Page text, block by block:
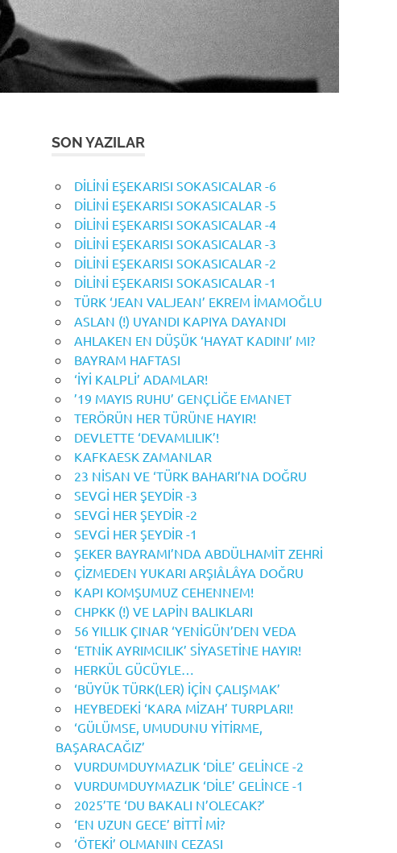
SON YAZILAR
DİLİNİ EŞEKARISI SOKASICALAR -6
DİLİNİ EŞEKARISI SOKASICALAR -5
DİLİNİ EŞEKARISI SOKASICALAR -4
DİLİNİ EŞEKARISI SOKASICALAR -3
DİLİNİ EŞEKARISI SOKASICALAR -2
DİLİNİ EŞEKARISI SOKASICALAR -1
TÜRK ‘JEAN VALJEAN’ EKREM İMAMOĞLU
ASLAN (!) UYANDI KAPIYA DAYANDI
AHLAKEN EN DÜŞÜK ‘HAYAT KADINI’ MI?
BAYRAM HAFTASI
‘İYİ KALPLİ’ ADAMLAR!
’19 MAYIS RUHU’ GENÇLİĞE EMANET
TERÖRÜN HER TÜRÜNE HAYIR!
DEVLETTE ‘DEVAMLILIK’!
KAFKAESK ZAMANLAR
23 NİSAN VE ‘TÜRK BAHARI’NA DOĞRU
SEVGİ HER ŞEYDİR -3
SEVGİ HER ŞEYDİR -2
SEVGİ HER ŞEYDİR -1
ŞEKER BAYRAMI’NDA ABDÜLHAMİT ZEHRİ
ÇİZMEDEN YUKARI ARŞIÂLÂYA DOĞRU
KAPI KOMŞUMUZ CEHENNEM!
CHPKK (!) VE LAPİN BALIKLARI
56 YILLIK ÇINAR ‘YENİGÜN’DEN VEDA
‘ETNİK AYRIMCILIK’ SİYASETİNE HAYIR!
HERKÜL GÜCÜYLE…
‘BÜYÜK TÜRK(LER) İÇİN ÇALIŞMAK’
HEYBEDEKİ ‘KARA MİZAH’ TURPLARI!
‘GÜLÜMSE, UMUDUNU YİTİRME,
BAŞARACAĞIZ’
VURDUMDUYMAZLIK ‘DİLE’ GELİNCE -2
VURDUMDUYMAZLIK ‘DİLE’ GELİNCE -1
2025’TE ‘DU BAKALI N’OLECAK?’
‘EN UZUN GECE’ BİTTỈ Mİ?
‘ÖTEKİ’ OLMANIN CEZASI